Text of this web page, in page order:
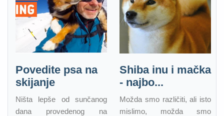
Povedite psa na
skijanje
Ništa lepše od sunčanog
dana provedenog na
Shiba inu i mačka
- najbo...
Možda smo različiti, ali isto
mislimo, možda smo